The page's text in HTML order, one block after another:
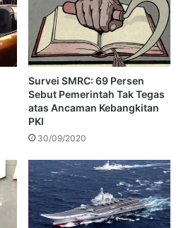
Survei SMRC: 69 Persen
Sebut Pemerintah Tak Tegas
atas Ancaman Kebangkitan
PKI
30/09/2020